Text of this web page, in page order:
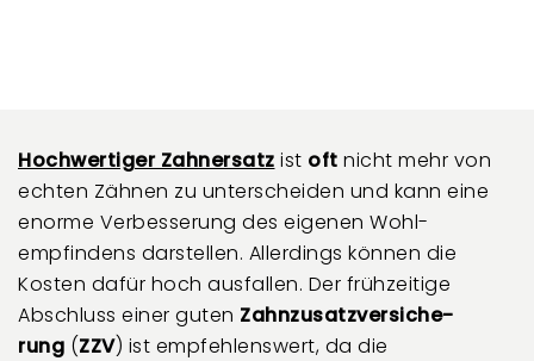
Hochwertiger Zahnersatz ist oft nicht mehr von
echten Zähnen zu unterscheiden und kann eine
enorme Verbesserung des eigenen Wohl­
empfindens darstellen. Allerdings können die
Kosten dafür hoch ausfallen. Der frühzeitige
Abschluss einer guten Zahnzusatz­ver­si­che­
rung (ZZV) ist empfehlenswert, da die